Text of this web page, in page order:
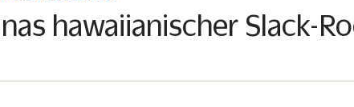
hawaiianischer Slack-